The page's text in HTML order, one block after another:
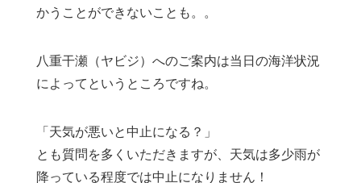
かうことができないことも。。
八重干瀬（ヤビジ）へのご案内は当日の海洋状況
によってというところですね。
「天気が悪いと中止になる？」
とも質問を多くいただきますが、天気は多少雨が
降っている程度では中止になりません！